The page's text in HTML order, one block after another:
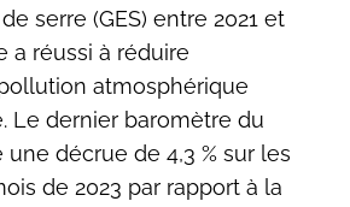
serre (GES) entre 2021 et
a réussi à réduire
atmosphérique
Le dernier baromètre du
décrue de 4,3 % sur les
de 2023 par rapport à la